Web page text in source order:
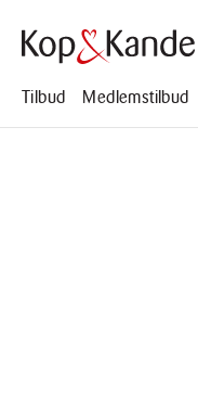
Tilbud
Medlemstilbud